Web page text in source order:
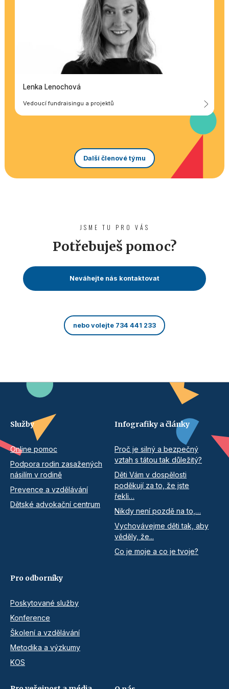
Lenka Lenochová
Vedoucí fundraisingu a projektů
Další členové týmu
JSME TU PRO VÁS
Potřebuješ pomoc?
Neváhejte nás kontaktovat
nebo volejte 734 441 233
Služby
Online pomoc
Podpora rodin zasažených
násilím v rodině
Prevence a vzdělávání
Dětské advokační centrum
Infografiky a články
Proč je silný a bezpečný
vztah s tátou tak důležitý?
Děti Vám v dospělosti
poděkují za to, že jste
řekli…
Nikdy není pozdě na to,…
Vychovávejme děti tak, aby
věděly, že...
Co je moje a co je tvoje?
Pro odborníky
Poskytované služby
Konference
Školení a vzdělávání
Metodika a výzkumy
KOS